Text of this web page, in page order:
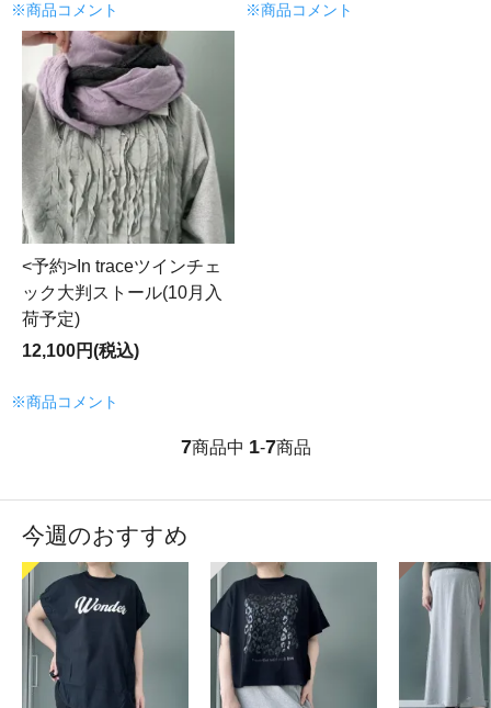
※商品コメント ※商品コメント
<予約>In traceツインチェ
ック大判ストール(10月入
荷予定)
12,100円(税込)
※商品コメント
7商品中 1-7商品
今週のおすすめ